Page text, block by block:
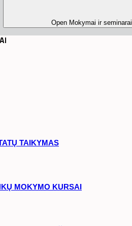
Open Mokymai ir seminarai
TAIKYMAS
MOKYMO KURSAI